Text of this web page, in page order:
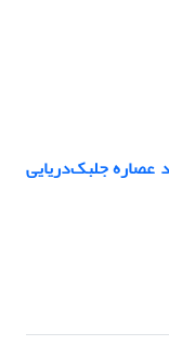
عصاره جلبک‌دریایی